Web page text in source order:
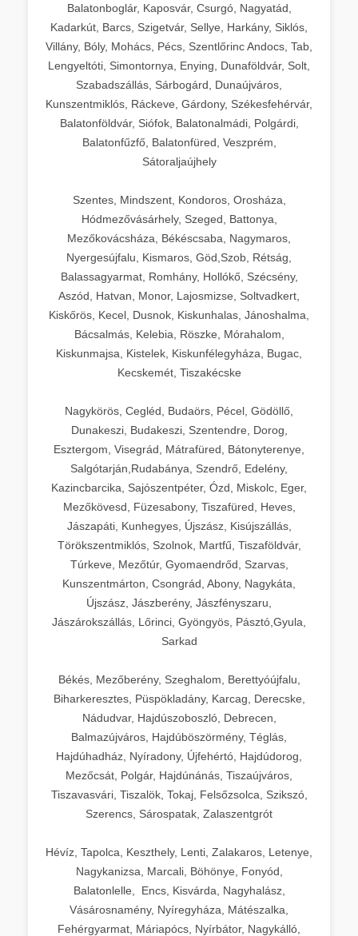
Balatonboglár, Kaposvár, Csurgó, Nagyatád,
Kadarkút, Barcs, Szigetvár, Sellye, Harkány, Siklós,
Villány, Bóly, Mohács, Pécs, Szentlőrinc Andocs, Tab,
Lengyeltóti, Simontornya, Enying, Dunaföldvár, Solt,
Szabadszállás, Sárbogárd, Dunaújváros,
Kunszentmiklós, Ráckeve, Gárdony, Székesfehérvár,
Balatonföldvár, Siófok, Balatonalmádi, Polgárdi,
Balatonfűzfő, Balatonfüred, Veszprém,
Sátoraljaújhely
Szentes, Mindszent, Kondoros, Orosháza,
Hódmezővásárhely, Szeged, Battonya,
Mezőkovácsháza, Békéscsaba, Nagymaros,
Nyergesújfalu, Kismaros, Göd,Szob, Rétság,
Balassagyarmat, Romhány, Hollókő, Szécsény,
Aszód, Hatvan, Monor, Lajosmizse, Soltvadkert,
Kiskőrös, Kecel, Dusnok, Kiskunhalas, Jánoshalma,
Bácsalmás, Kelebia, Röszke, Mórahalom,
Kiskunmajsa, Kistelek, Kiskunfélegyháza, Bugac,
Kecskemét, Tiszakécske
Nagykörös, Cegléd, Budaörs, Pécel, Gödöllő,
Dunakeszi, Budakeszi, Szentendre, Dorog,
Esztergom, Visegrád, Mátrafüred, Bátonyterenye,
Salgótarján,Rudabánya, Szendrő, Edelény,
Kazincbarcika, Sajószentpéter, Ózd, Miskolc, Eger,
Mezőkövesd, Füzesabony, Tiszafüred, Heves,
Jászapáti, Kunhegyes, Újszász, Kisújszállás,
Törökszentmiklós, Szolnok, Martfű, Tiszaföldvár,
Túrkeve, Mezőtúr, Gyomaendrőd, Szarvas,
Kunszentmárton, Csongrád, Abony, Nagykáta,
Újszász, Jászberény, Jászfényszaru,
Jászárokszállás, Lőrinci, Gyöngyös, Pásztó,Gyula,
Sarkad
Békés, Mezőberény, Szeghalom, Berettyóújfalu,
Biharkeresztes, Püspökladány, Karcag, Derecske,
Nádudvar, Hajdúszoboszló, Debrecen,
Balmazújváros, Hajdúböszörmény, Téglás,
Hajdúhadház, Nyíradony, Újfehértó, Hajdúdorog,
Mezőcsát, Polgár, Hajdúnánás, Tiszaújváros,
Tiszavasvári, Tiszalök, Tokaj, Felsőzsolca, Szikszó,
Szerencs, Sárospatak, Zalaszentgrót
Hévíz, Tapolca, Keszthely, Lenti, Zalakaros, Letenye,
Nagykanizsa, Marcali, Böhönye, Fonyód,
Balatonlelle, Encs, Kisvárda, Nagyhalász,
Vásárosnamény, Nyíregyháza, Mátészalka,
Fehérgyarmat, Máriapócs, Nyírbátor, Nagykálló,